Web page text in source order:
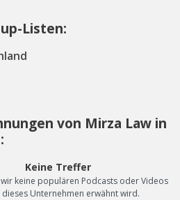
Listen:
von Mirza Law in
Keine Treffer
keine populären Podcasts oder Videos
dieses Unternehmen erwähnt wird.